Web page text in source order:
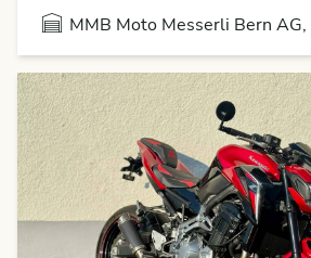
MMB Moto Messerli Bern AG,